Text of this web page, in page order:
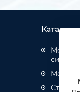
Каталог
Монтаж
систем
Монтаж